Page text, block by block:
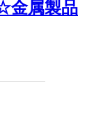
金属製品